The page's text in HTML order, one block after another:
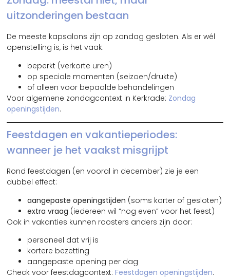
uitzonderingen bestaan
De meeste kapsalons zijn op zondag gesloten. Als er wél
openstelling is, is het vaak:
beperkt (verkorte uren)
op speciale momenten (seizoen/drukte)
of alleen voor bepaalde behandelingen
Voor algemene zondagcontext in Kerkrade: Zondag
openingstijden.
Feestdagen en vakantieperiodes:
wanneer je het vaakst misgrijpt
Rond feestdagen (en vooral in december) zie je een
dubbel effect:
aangepaste openingstijden (soms korter of gesloten)
extra vraag (iedereen wil “nog even” voor het feest)
Ook in vakanties kunnen roosters anders zijn door:
personeel dat vrij is
kortere bezetting
aangepaste opening per dag
Check voor feestdagcontext:Feestdagen openingstijden.